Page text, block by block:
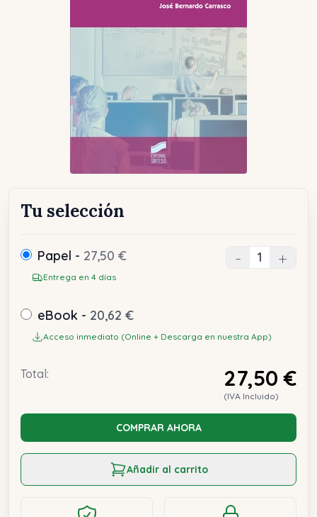
Tu selección
Papel - 27,50 €
Entrega en 4 días
- +
eBook - 20,62 €
Acceso inmediato (Online + Descarga en nuestra App)
Total: 27,50 €
(IVA Incluido)
COMPRAR AHORA
Añadir al carrito